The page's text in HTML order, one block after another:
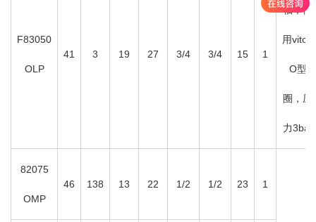
F83050
OLP
41 3 19 27 3/4 3/4 15 1
轴，使
用viton
O型
圈，压
力3bar
82075
OMP
46 138 13 22 1/2 1/2 23 1